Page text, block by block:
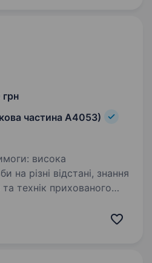
частина А4053)
різні відстані, знання
технік прихованого
військова або